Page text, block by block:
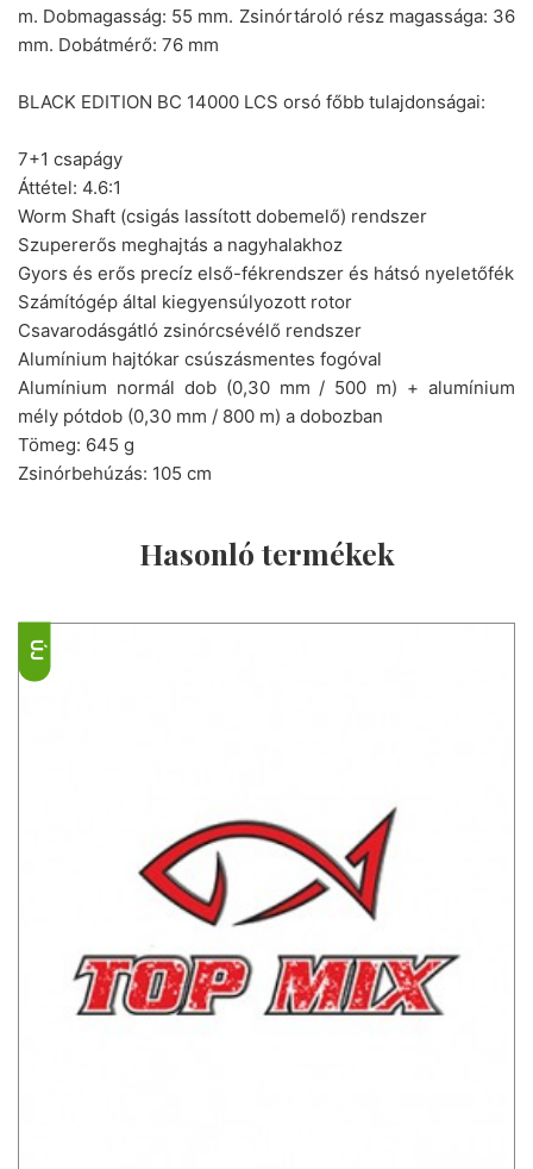
m. Dobmagasság: 55 mm. Zsinórtároló rész magassága: 36
mm. Dobátmérő: 76 mm
BLACK EDITION BC 14000 LCS orsó főbb tulajdonságai:
7+1 csapágy
Áttétel: 4.6:1
Worm Shaft (csigás lassított dobemelő) rendszer
Szupererős meghajtás a nagyhalakhoz
Gyors és erős precíz első-fékrendszer és hátsó nyeletőfék
Számítógép által kiegyensúlyozott rotor
Csavarodásgátló zsinórcsévélő rendszer
Alumínium hajtókar csúszásmentes fogóval
Alumínium normál dob (0,30 mm / 500 m) + alumínium
mély pótdob (0,30 mm / 800 m) a dobozban
Tömeg: 645 g
Zsinórbehúzás: 105 cm
Hasonló termékek
ÚJ